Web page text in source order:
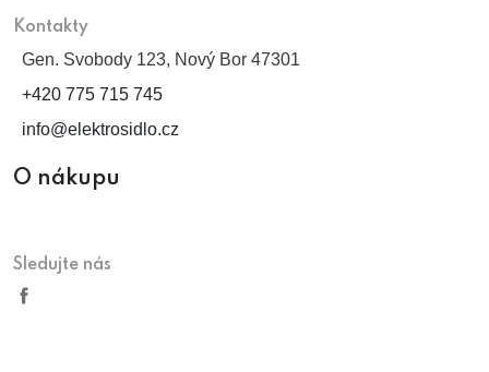
Kontakty
Gen. Svobody 123, Nový Bor 47301
+420 775 715 745
info@elektrosidlo.cz
O nákupu
Sledujte nás